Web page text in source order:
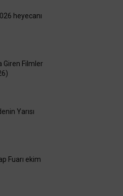
heyecanı
Giren Filmler
Yarısı
Fuarı ekim